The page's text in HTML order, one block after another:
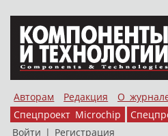
Авторам Редакция О
Спецпроект Microchip
Войти | Регистрация